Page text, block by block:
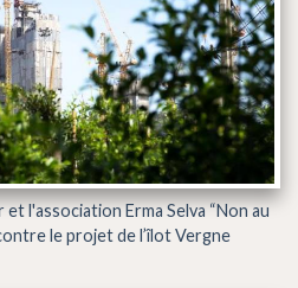
l'association Erma Selva “Non au
le projet de l’îlot Vergne